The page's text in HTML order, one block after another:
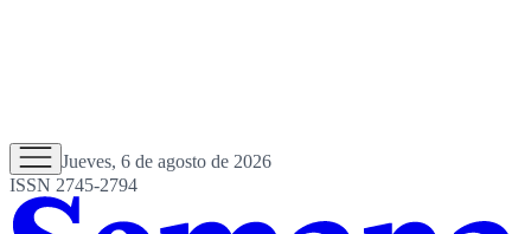
Jueves, 6 de agosto de 2026
ISSN 2745-2794